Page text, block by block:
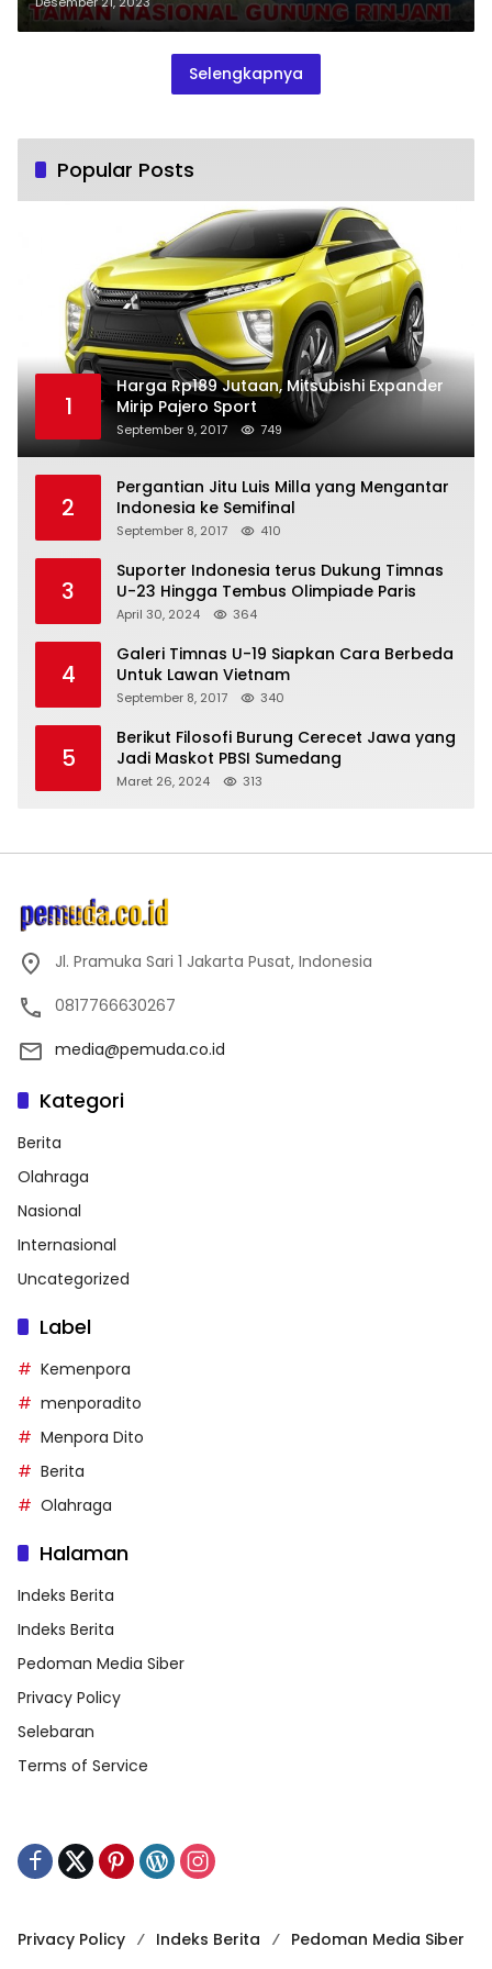
Selengkapnya
Popular Posts
1
Harga Rp189 Jutaan, Mitsubishi Expander
Mirip Pajero Sport
September 9, 2017 749
2
Pergantian Jitu Luis Milla yang Mengantar
Indonesia ke Semifinal
September 8, 2017 410
3
Suporter Indonesia terus Dukung Timnas
U-23 Hingga Tembus Olimpiade Paris
April 30, 2024 364
4
Galeri Timnas U-19 Siapkan Cara Berbeda
Untuk Lawan Vietnam
September 8, 2017 340
5
Berikut Filosofi Burung Cerecet Jawa yang
Jadi Maskot PBSI Sumedang
Maret 26, 2024 313
Jl. Pramuka Sari 1 Jakarta Pusat, Indonesia
0817766630267
media@pemuda.co.id
Kategori
Berita
Olahraga
Nasional
Internasional
Uncategorized
Label
Kemenpora
menporadito
Menpora Dito
Berita
Olahraga
Halaman
Indeks Berita
Indeks Berita
Pedoman Media Siber
Privacy Policy
Selebaran
Terms of Service
Privacy Policy Indeks Berita
Pedoman Media Siber